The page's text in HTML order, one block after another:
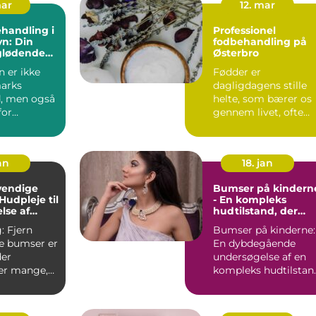
i
Din
er ikke
men også
12. mar
Professionel
fodbehandling på
Østerbro
Fødder er
dagligdagens stille
helte, som bærer os
gennem livet, ofte
til
af
bumser er
mange,
uren...
18. jan
Bumser på
- En kompleks
hudtilstand, der
opmærksomhed
Bumser på kinderne:
En dybdegående
undersøgelse af en
kompleks
på ...